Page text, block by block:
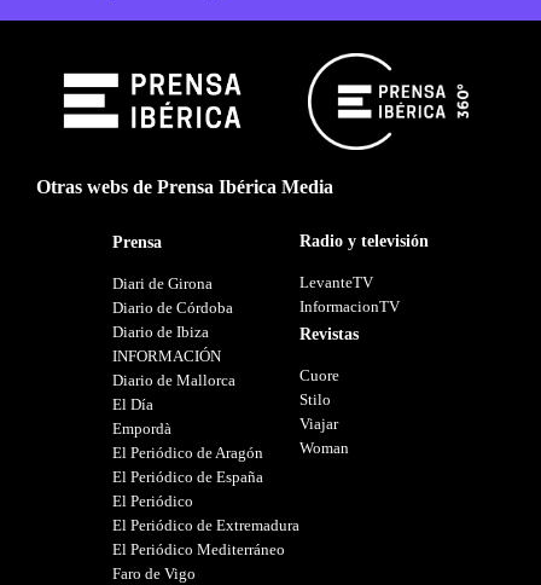
Otras webs de Prensa Ibérica Media
Prensa
Diari de Girona
Diario de Córdoba
Diario de Ibiza
INFORMACIÓN
Diario de Mallorca
El Día
Empordà
El Periódico de Aragón
El Periódico de España
El Periódico
El Periódico de Extremadura
El Periódico Mediterráneo
Faro de Vigo
Radio y televisión
LevanteTV
InformacionTV
Revistas
Cuore
Stilo
Viajar
Woman